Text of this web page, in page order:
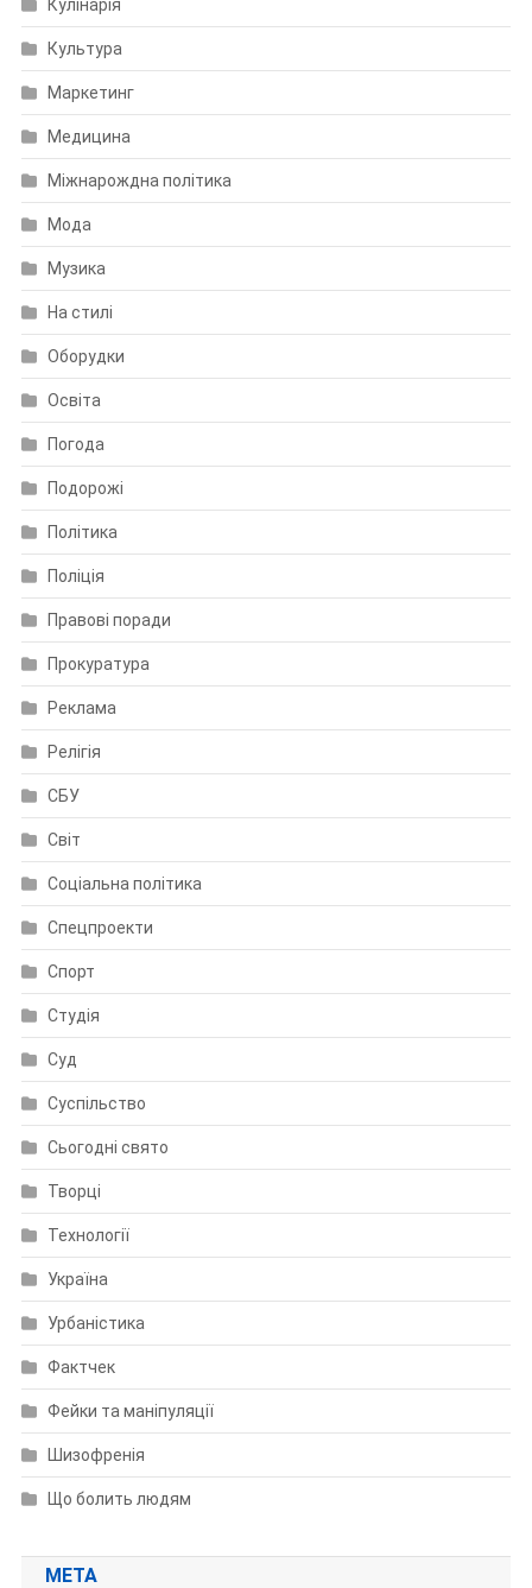
Кулінарія
Культура
Маркетинг
Медицина
Міжнарождна політика
Мода
Музика
На стилі
Оборудки
Освіта
Погода
Подорожі
Політика
Поліція
Правові поради
Прокуратура
Реклама
Релігія
СБУ
Світ
Соціальна політика
Спецпроекти
Спорт
Студія
Суд
Суспільство
Сьогодні свято
Творці
Технології
Україна
Урбаністика
Фактчек
Фейки та маніпуляції
Шизофренія
Що болить людям
МЕТА